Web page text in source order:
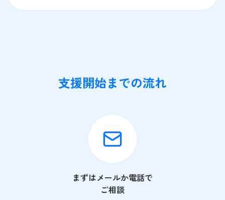
支援開始までの流れ
まずはメールか電話で
ご相談